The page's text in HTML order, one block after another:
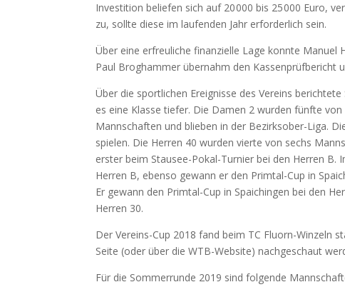
Investition beliefen sich auf 20 000 bis 25 000 Euro,
zu, sollte diese im laufenden Jahr erforderlich sein.
Über eine erfreuliche finanzielle Lage konnte
Paul Broghammer übernahm den Kassenprüfbericht
Über die sportlichen Ereignisse des Vereins
es eine Klasse tiefer. Die Damen 2 wurden fünfte
Mannschaften und blieben in der Bezirksober-Liga.
spielen. Die Herren 40 wurden vierte von sechs
erster beim Stausee-Pokal-Turnier bei den Herren
Herren B, ebenso gewann er den Primtal-Cup in
Er gewann den Primtal-Cup in Spaichingen bei den
Herren 30.
Der Vereins-Cup 2018 fand beim TC Fluorn-Winzeln
Seite (oder über die WTB-Website) nachgeschaut
Für die Sommerrunde 2019 sind folgende